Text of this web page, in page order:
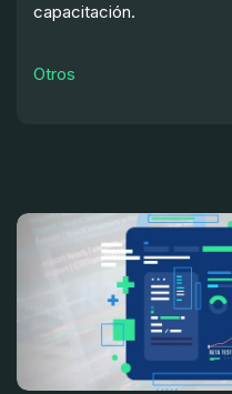
capacitación.
Otros